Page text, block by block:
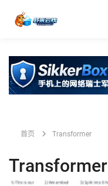
首页 Transformer
Transformer